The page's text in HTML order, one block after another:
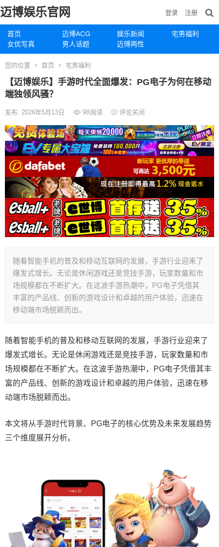
迈博娱乐官网
首页 迈博ACG 娱乐新闻
宅男福利
女优写真
男人话题 迈博两性
登录 注册
您的位置 首页 宅男福利
【迈博娱乐】手游时代全面爆发：PG电子为何在移动
端独领风骚？
发布: 2026年5月13日 98阅读 评论关闭
随着智能手机的普及和移动互联网的发展，手游行业迎来了
爆发式增长。无论是休闲游戏还是竞技手游，玩家数量和市
场规模都在不断扩大。在这波手游热潮中，PG电子凭借其
丰富的产品线、创新的游戏设计和卓越的用户体验，迅速在
移动端市场脱颖而出。
随着智能手机的普及和移动互联网的发展，手游行业迎来了
爆发式增长。无论是休闲游戏还是竞技手游，玩家数量和市
场规模都在不断扩大。在这波手游热潮中，PG电子凭借其丰
富的产品线、创新的游戏设计和卓越的用户体验，迅速在移
动端市场脱颖而出。
本文将从手游时代背景、PG电子的核心优势及未来发展趋势
三个维度展开分析。